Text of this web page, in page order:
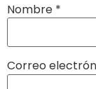
Nombre *
Correo